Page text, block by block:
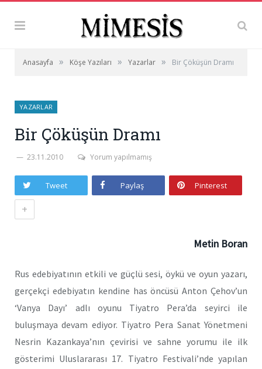
Anasayfa » Köşe Yazıları » Yazarlar » Bir Çöküşün Dramı
YAZARLAR
Bir Çöküşün Dramı
23.11.2010 Yorum yapılmamış
Tweet Paylaş Pinterest
+
Metin Boran
Rus edebiyatının etkili ve güçlü sesi, öykü ve oyun yazarı,
gerçekçi edebiyatın kendine has öncüsü Anton Çehov’un
‘Vanya Dayı’ adlı oyunu Tiyatro Pera’da seyirci ile
buluşmaya devam ediyor. Tiyatro Pera Sanat Yönetmeni
Nesrin Kazankaya’nın çevirisi ve sahne yorumu ile ilk
gösterimi Uluslararası 17. Tiyatro Festivali’nde yapılan